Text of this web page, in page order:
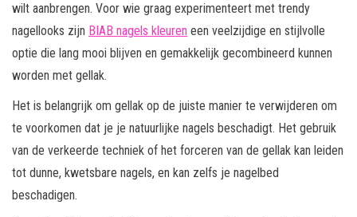
wilt aanbrengen. Voor wie graag experimenteert met trendy
nagellooks zijn BIAB nagels kleuren een veelzijdige en stijlvolle
optie die lang mooi blijven en gemakkelijk gecombineerd kunnen
worden met gellak.
Het is belangrijk om gellak op de juiste manier te verwijderen om
te voorkomen dat je je natuurlijke nagels beschadigt. Het gebruik
van de verkeerde techniek of het forceren van de gellak kan leiden
tot dunne, kwetsbare nagels, en kan zelfs je nagelbed
beschadigen.